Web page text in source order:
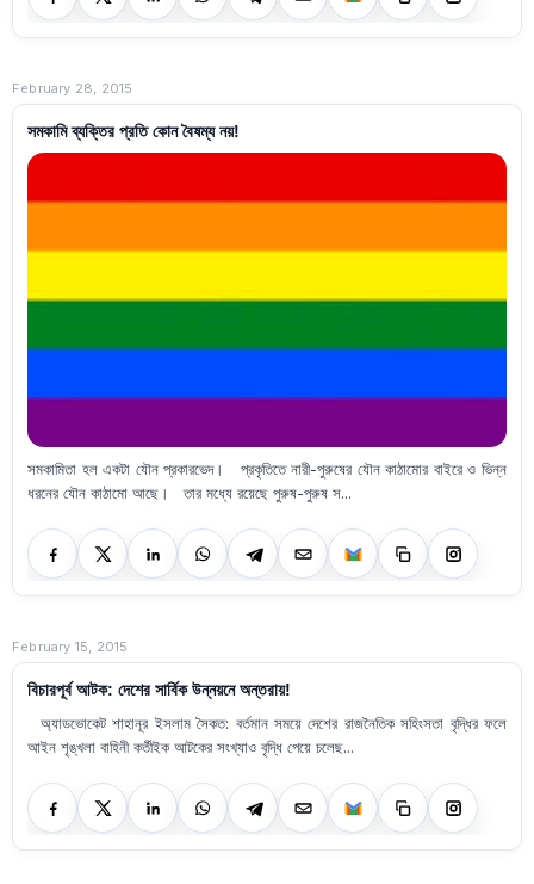
February 28, 2015
সমকামি ব্যক্তির প্রতি কোন বৈষম্য নয়!
সমকামিতা হল একটা যৌন প্রকারভেদ। প্রকৃতিতে নারী-পুরুষের যৌন কাঠামোর বাইরে ও ভিন্ন
ধরনের যৌন কাঠামো আছে। তার মধ্যে রয়েছে পুরুষ-পুরুষ স...
February 15, 2015
বিচারপূর্ব আটক: দেশের সার্বিক উন্নয়নে অন্তরায়!
অ্যাডভোকেট শাহানূর ইসলাম সৈকত: বর্তমান সময়ে দেশের রাজনৈতিক সহিংসতা বৃদ্ধির ফলে
আইন শৃঙ্খলা বাহিনী কর্তীইক আটকের সংখ্যাও বৃদ্ধি পেয়ে চলেছ...